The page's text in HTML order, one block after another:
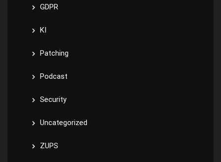
GDPR
KI
Patching
Podcast
Security
Uncategorized
ZUPS